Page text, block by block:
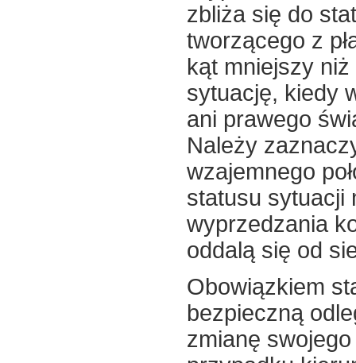
zbliża się do
tworzącego z
kąt mniejszy
sytuację, kiedy
ani prawego
Należy
wzajemnego
statusu sytuacji
wyprzedzania
oddalą się od
Obowiązkiem
bezpieczną
zmianę